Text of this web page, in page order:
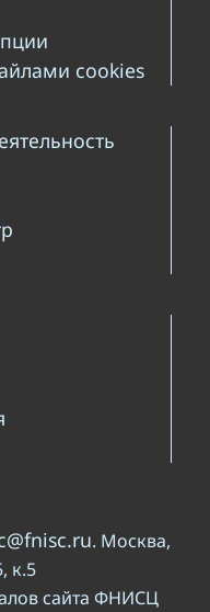
cookies
. Москва,
к.5
сайта ФНИСЦ